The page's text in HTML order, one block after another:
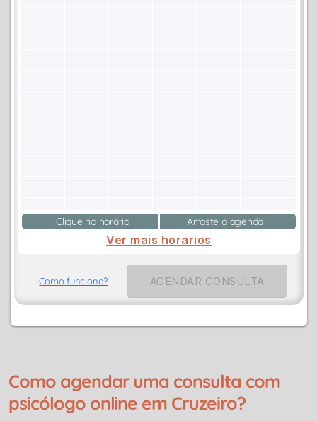
Clique no horário Arraste a agenda
Ver mais horarios
Como funciona? AGENDAR CONSULTA
Como agendar uma consulta com
psicólogo online em Cruzeiro?